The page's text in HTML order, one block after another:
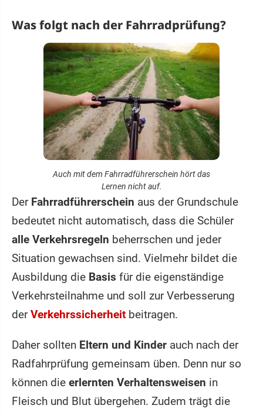
Was folgt nach der Fahrradprüfung?
Auch mit dem Fahrradführerschein hört das
Lernen nicht auf.
Der Fahrradführerschein aus der Grundschule
bedeutet nicht automatisch, dass die Schüler
alle Verkehrsregeln beherrschen und jeder
Situation gewachsen sind. Vielmehr bildet die
Ausbildung die Basis für die eigenständige
Verkehrsteilnahme und soll zur Verbesserung
derVerkehrssicherheit beitragen.
Daher sollten Eltern und Kinder auch nach der
Radfahrprüfung gemeinsam üben. Denn nur so
können die erlernten Verhaltensweisen in
Fleisch und Blut übergehen. Zudem trägt die